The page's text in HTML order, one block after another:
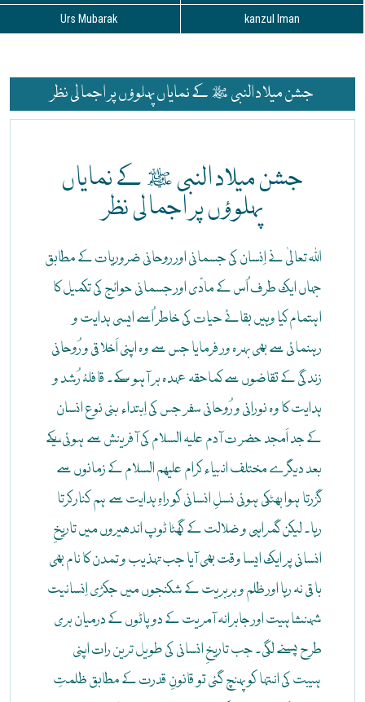
Urs Mubarak kanzul Iman
جشن میلاد النبی ﷺ کے نمایاں پہلوؤں پر اجمالی نظر
جشن میلاد النبی ﷺ کے نمایاں
پہلوؤں پر اجمالی نظر
اللہ تعالیٰ نے اِنسان کی جسمانی اور روحانی ضروریات کے مطابق
جہاں ایک طرف اُس کے مادّی اور جسمانی حوائج کی تکمیل کا
اہتمام کیا وہیں بقائے حیات کی خاطر اُسے ایسی ہدایت و
رہنمائی سے بھی بہرہ ور فرمایا جس سے وہ اپنی اَخلاقی و رُوحانی
زندگی کے تقاضوں سے کماحقہ عہدہ بر آہو سکے۔ قافلۂ رُشد و
ہدایت کا وہ نورانی و رُوحانی سفر جس کی اِبتداء بنی نوع انسان
کے جد اَمجد حضر ت آدم علیہ السلام کی آفرینش سے ہوئی، یکے
بعد دیگرے مختلف انبیاء کرام علیھم السلام کے زمانوں سے
گزرتا ہوا بھٹکی ہوئی نسلِ انسانی کو راہِ ہدایت سے ہم کنار کرتا
رہا۔ لیکن گمراہی و ضلالت کے گھٹا ٹوپ اندھیروں میں تاریخِ
انسانی پر ایک ایسا وقت بھی آیا جب تہذیب و تمدن کا نام بھی
باقی نہ رہا اور ظلم و بربریت کے شکنجوں میں جکڑی اِنسانیت
شہنشاہیت اور جابرانہ آمریت کے دو پاٹوں کے درمیان بری
طرح پسنے لگی۔ جب تاریخِ انسانی کی طویل ترین رات اپنی
ہیبت کی انتہا کو پہنچ گئی تو قانونِ قدرت کے مطابق ظلمتِ